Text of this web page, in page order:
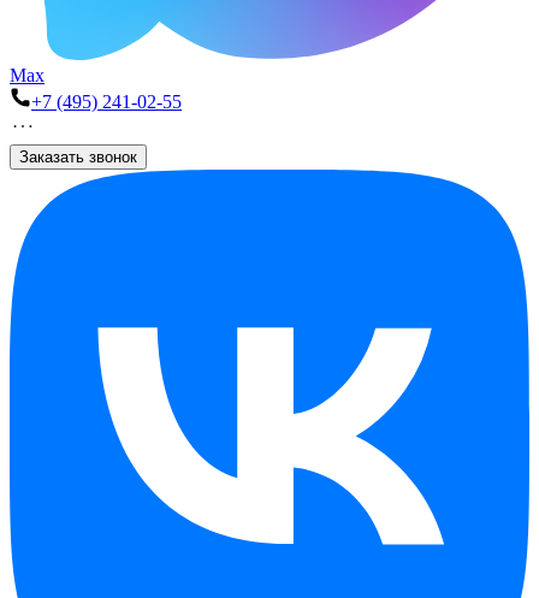
Max
+7 (495) 241-02-55
Заказать звонок